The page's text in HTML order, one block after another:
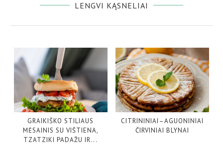
LENGVI KĄSNELIAI
GRAIKIŠKO STILIAUS
MĖSAINIS SU VIŠTIENA,
TZATZIKI PADAŽU IR...
CITRININIAI–AGUONINIAI
ČIRVINIAI BLYNAI